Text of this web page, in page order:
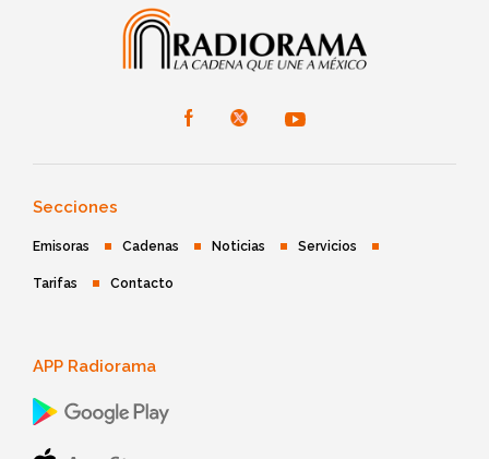
Secciones
Emisoras Cadenas Noticias Servicios
Tarifas Contacto
APP Radiorama